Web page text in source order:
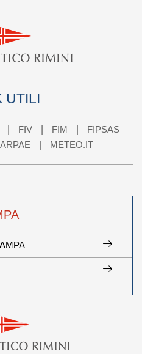
UTILI
FIV FIM
FIPSAS
ARPAE METEO.IT